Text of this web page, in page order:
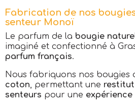
Fabrication de nos
senteur Monoï
Le parfum de la bougie
imaginé et confectionné à
parfum français.
Nous fabriquons nos bougies
coton, permettant une
senteurs pour une